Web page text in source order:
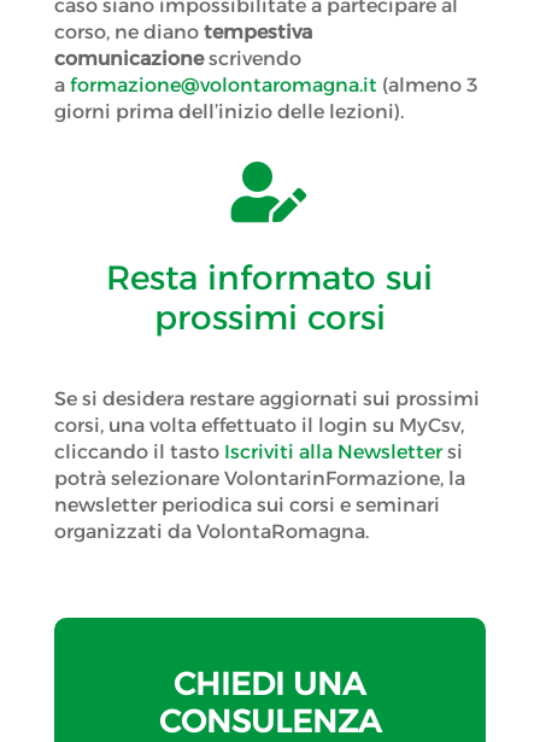
caso siano impossibilitate a partecipare al
corso, ne diano tempestiva
comunicazionescrivendo
a formazione@volontaromagna.it (almeno 3
giorni prima dell’inizio delle lezioni).

Resta informato sui
prossimi corsi
Se si desidera restare aggiornati sui prossimi
corsi, una volta effettuato il login su MyCsv,
cliccando il tasto Iscriviti alla Newslettersi
potrà selezionare VolontarinFormazione, la
newsletter periodica sui corsi e seminari
organizzati da VolontaRomagna.
CHIEDI UNA
CONSULENZA